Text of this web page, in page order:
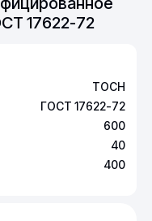
17622-72
ТОСН
ГОСТ 17622-72
600
40
400